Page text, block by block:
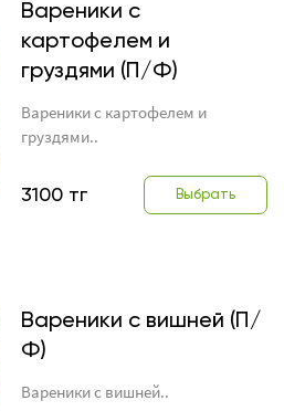
Вареники с
картофелем и
груздями (П/Ф)
Вареники с картофелем и
груздями..
3100 тг Выбрать
Вареники с вишней (П/
Ф)
Вареники с вишней..